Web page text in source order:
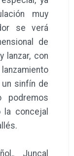
muy
se verá
de
lanzar, con
sinfín de
podremos
la concejal
Juncal